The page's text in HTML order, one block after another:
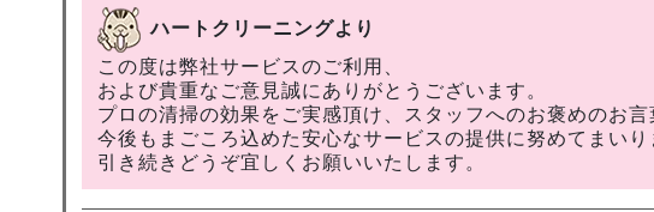
ハートクリーニングより
この度は弊社サービスのご利用、
および貴重なご意見誠にありがとうございます。
プロの清掃の効果をご実感頂け、スタッフへのお褒めのお言
今後もまごころ込めた安心なサービスの提供に努めてまいり
引き続きどうぞ宜しくお願いいたします。